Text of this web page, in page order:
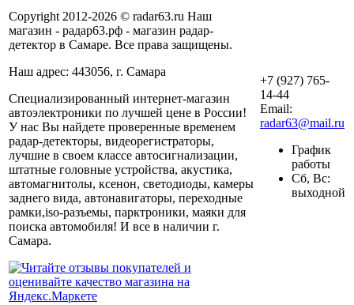
Copyright 2012-2026 © radar63.ru Наш
магазин - радар63.рф - магазин радар-
детектор в Самаре. Все права защищены.
Наш адрес: 443056, г. Самара
Специализированный интернет-магазин
автоэлектроники по лучшей цене в России!
У нас Вы найдете проверенные временем
радар-детекторы, видеорегистраторы,
лучшие в своем классе автосигнализации,
штатные головные устройства, акустика,
автомагнитолы, ксенон, светодиоды, камеры
заднего вида, автонавигаторы, переходные
рамки,iso-разъемы, парктроники, маяки для
поиска автомобиля! И все в наличии г.
Самара.
+7 (927) 765-
14-44
Email:
radar63@mail.ru
График
работы
Сб, Вс:
выходной